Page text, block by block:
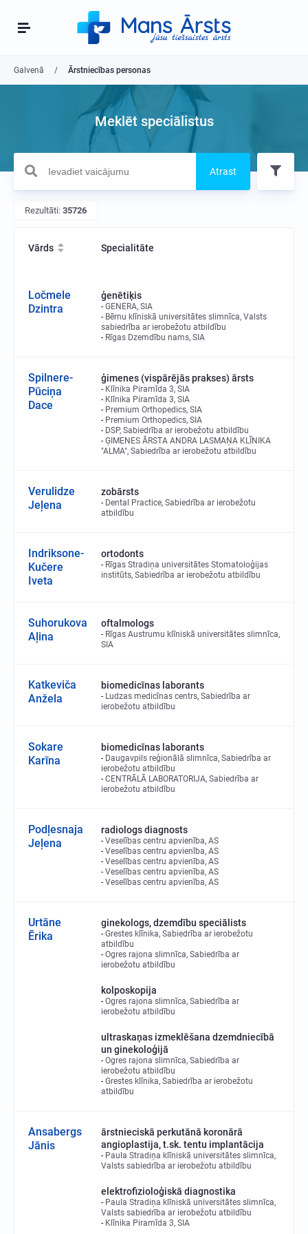
Galvenā Ārstniecības personas
Meklēt speciālistus
Atrast
Rezultāti: 35726
Vārds Specialitāte
Ločmele
Dzintra
ģenētiķis
GENERA, SIA
Bērnu klīniskā universitātes slimnīca, Valsts
sabiedrība ar ierobežotu atbildību
Rīgas Dzemdību nams, SIA
Spilnere-
Pūciņa
Dace
ģimenes (vispārējās prakses) ārsts
Klīnika Piramīda 3, SIA
Klīnika Piramīda 3, SIA
Premium Orthopedics, SIA
Premium Orthopedics, SIA
DSP, Sabiedrība ar ierobežotu atbildību
ĢIMENES ĀRSTA ANDRA LASMAŅA KLĪNIKA
"ALMA", Sabiedrība ar ierobežotu atbildību
Verulidze
Jeļena
zobārsts
Dental Practice, Sabiedrība ar ierobežotu
atbildību
Indriksone-
Kučere
Iveta
ortodonts
Rīgas Stradiņa universitātes Stomatoloģijas
institūts, Sabiedrība ar ierobežotu atbildību
Suhorukova
Aļina
oftalmologs
Rīgas Austrumu klīniskā universitātes slimnīca,
SIA
Katkeviča
Anžela
biomedicīnas laborants
Ludzas medicīnas centrs, Sabiedrība ar
ierobežotu atbildību
Sokare
Karīna
biomedicīnas laborants
Daugavpils reģionālā slimnīca, Sabiedrība ar
ierobežotu atbildību
CENTRĀLĀ LABORATORIJA, Sabiedrība ar
ierobežotu atbildību
Podļesnaja
Jeļena
radiologs diagnosts
Veselības centru apvienība, AS
Veselības centru apvienība, AS
Veselības centru apvienība, AS
Veselības centru apvienība, AS
Veselības centru apvienība, AS
Urtāne
Ērika
ginekologs, dzemdību speciālists
Grestes klīnika, Sabiedrība ar ierobežotu
atbildību
Ogres rajona slimnīca, Sabiedrība ar
ierobežotu atbildību
kolposkopija
Ogres rajona slimnīca, Sabiedrība ar
ierobežotu atbildību
ultraskaņas izmeklēšana dzemdniecībā
un ginekoloģijā
Ogres rajona slimnīca, Sabiedrība ar
ierobežotu atbildību
Grestes klīnika, Sabiedrība ar ierobežotu
atbildību
Ansabergs
Jānis
ārstnieciskā perkutānā koronārā
angioplastija, t.sk. tentu implantācija
Paula Stradiņa klīniskā universitātes slimnīca,
Valsts sabiedrība ar ierobežotu atbildību
elektrofizioloģiskā diagnostika
Paula Stradiņa klīniskā universitātes slimnīca,
Valsts sabiedrība ar ierobežotu atbildību
Klīnika Piramīda 3, SIA